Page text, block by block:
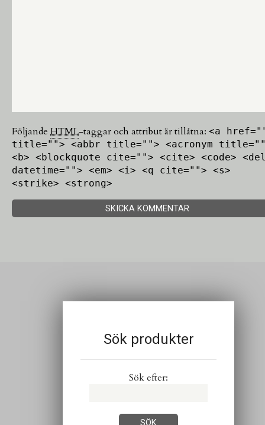
Följande HTML-taggar och attribut är tillåtna: <a
title=""> <abbr title=""> <acronym
<b> <blockquote cite=""> <cite> <code>
datetime=""> <em> <i> <q cite=""> <s>
<strike> <strong>
Sök produkter
Sök efter: